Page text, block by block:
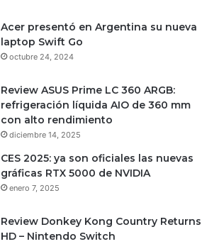
Acer presentó en Argentina su nueva
laptop Swift Go
octubre 24, 2024
Review ASUS Prime LC 360 ARGB:
refrigeración líquida AIO de 360 mm
con alto rendimiento
diciembre 14, 2025
CES 2025: ya son oficiales las nuevas
gráficas RTX 5000 de NVIDIA
enero 7, 2025
Review Donkey Kong Country Returns
HD – Nintendo Switch